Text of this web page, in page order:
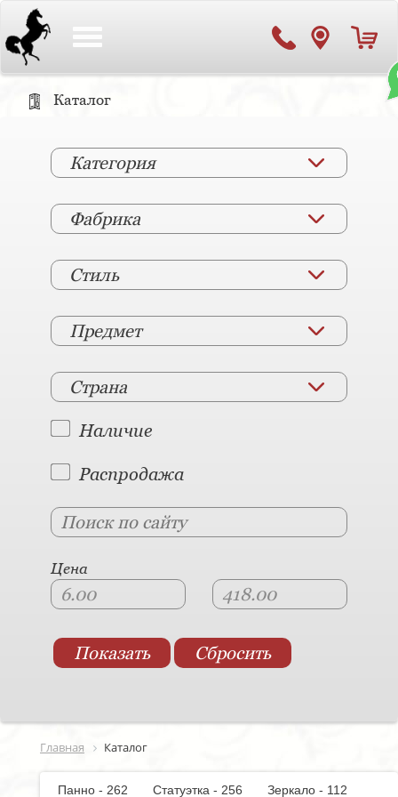
Каталог
Категория
Фабрика
Стиль
Предмет
Страна
Наличие
Распродажа
Цена
Главная Каталог
Панно - 262 Статуэтка - 256
Зеркало - 112